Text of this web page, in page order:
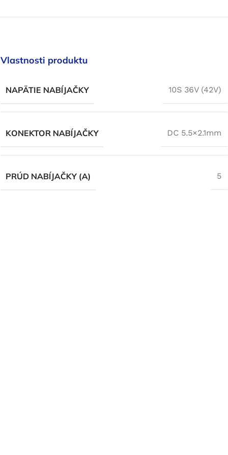
Vlastnosti produktu
NAPÄTIE NABÍJAČKY 10S 36V (42V)
KONEKTOR NABÍJAČKY DC 5.5×2.1mm
PRÚD NABÍJAČKY (A) 5